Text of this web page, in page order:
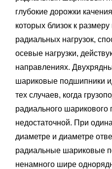
глубокие дорожки
которых близок к
радиальных нагрузок,
осевые нагрузки,
направлениях.
шариковые подшипники
тех случаев, когда
радиального шарикового
недостаточной. При
диаметре и диаметре
радиальные шариковые
ненамного шире